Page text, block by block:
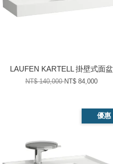
LAUFEN KARTELL 掛壁式面盆
NT$ 140,000NT$ 84,000
優惠